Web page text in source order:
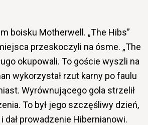
boisku Motherwell. „The Hibs”
przeskoczyli na ósme. „The
okupowali. To goście wyszli na
wykorzystał rzut karny po faulu
Wyrównującego gola strzelił
To był jego szczęśliwy dzień,
prowadzenie Hibernianowi.